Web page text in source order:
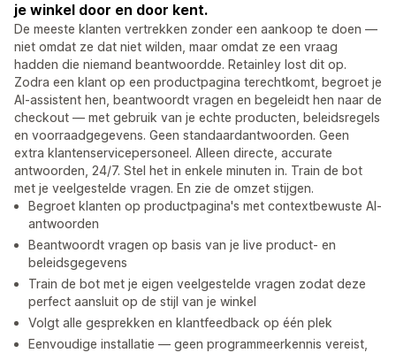
je winkel door en door kent.
De meeste klanten vertrekken zonder een aankoop te doen —
niet omdat ze dat niet wilden, maar omdat ze een vraag
hadden die niemand beantwoordde. Retainley lost dit op.
Zodra een klant op een productpagina terechtkomt, begroet je
AI-assistent hen, beantwoordt vragen en begeleidt hen naar de
checkout — met gebruik van je echte producten, beleidsregels
en voorraadgegevens. Geen standaardantwoorden. Geen
extra klantenservicepersoneel. Alleen directe, accurate
antwoorden, 24/7. Stel het in enkele minuten in. Train de bot
met je veelgestelde vragen. En zie de omzet stijgen.
Begroet klanten op productpagina's met contextbewuste AI-
antwoorden
Beantwoordt vragen op basis van je live product- en
beleidsgegevens
Train de bot met je eigen veelgestelde vragen zodat deze
perfect aansluit op de stijl van je winkel
Volgt alle gesprekken en klantfeedback op één plek
Eenvoudige installatie — geen programmeerkennis vereist,